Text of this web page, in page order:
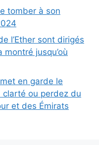
tomber à son
l’Ether sont dirigés
jusqu’où
en garde le
clarté ou perdez du
et des Émirats